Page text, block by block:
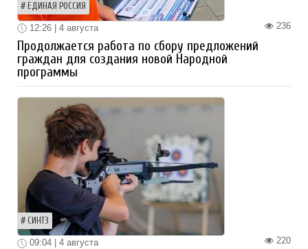
ЕДИНАЯ РОССИЯ
236
12:26 | 4 августа
Продолжается работа по сбору предложений
граждан для создания новой Народной
программы
СИНТЗ
220
09:04 | 4 августа